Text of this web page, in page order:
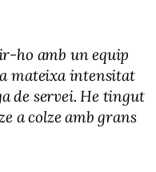
ho amb un equip
mateixa intensitat
de servei. He tingut
a colze amb grans